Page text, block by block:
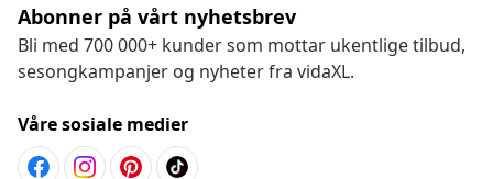
Abonner på vårt nyhetsbrev
Bli med 700 000+ kunder som mottar ukentlige tilbud,
sesongkampanjer og nyheter fra vidaXL.
Våre sosiale medier